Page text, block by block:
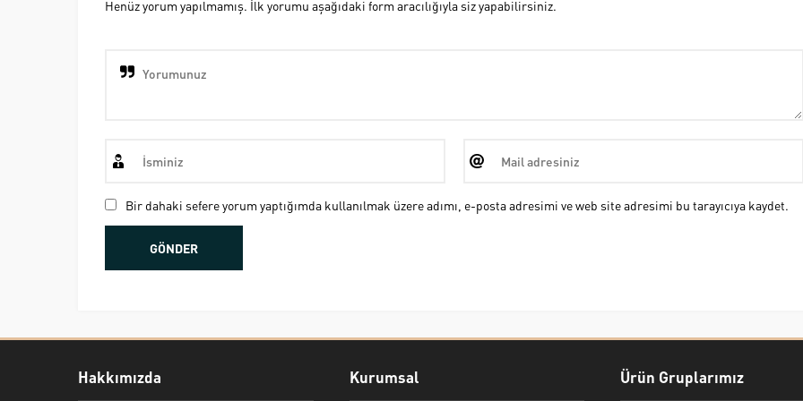
Henüz yorum yapılmamış. İlk yorumu aşağıdaki form aracılığıyla siz yapabilirsiniz.
Bir dahaki sefere yorum yaptığımda kullanılmak üzere adımı, e-posta adresimi ve web site adresimi bu tarayıcıya kaydet.
Hakkımızda Kurumsal Ürün Gruplarımız